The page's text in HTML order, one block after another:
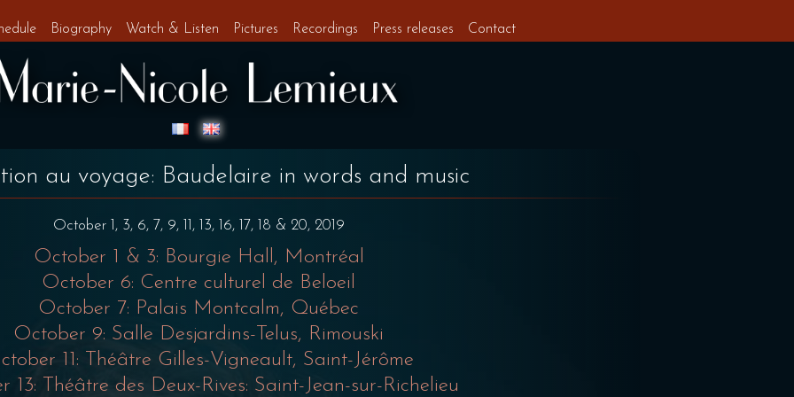
au voyage: Baudelaire in words and music
October 1, 3, 6, 7, 9, 11, 13, 16, 17, 18 & 20, 2019
October 1 & 3: Bourgie Hall, Montréal
October 6: Centre culturel de Beloeil
October 7: Palais Montcalm, Québec
October 9: Salle Desjardins-Telus, Rimouski
11: Théâtre Gilles-Vigneault, Saint-Jérôme
13: Théâtre des Deux-Rives: Saint-Jean-sur-Richelieu
Biography Watch & Listen Pictures Recordings Press releases Contact